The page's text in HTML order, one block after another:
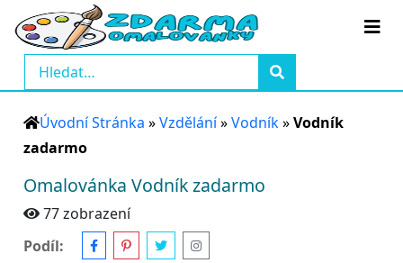
Úvodní Stránka »Vzdělání»Vodník»Vodník
zadarmo
Omalovánka Vodník zadarmo
77 zobrazení
Podíl: